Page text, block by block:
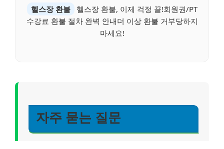
헬스장 환불
헬스장 환불, 이제 걱정 끝!회원권/PT
수강료 환불 절차 완벽 안내더 이상 환불 거부당하지
마세요!
자주 묻는 질문